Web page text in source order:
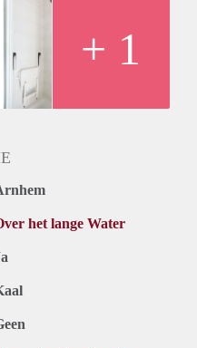
+ 1
het lange Water